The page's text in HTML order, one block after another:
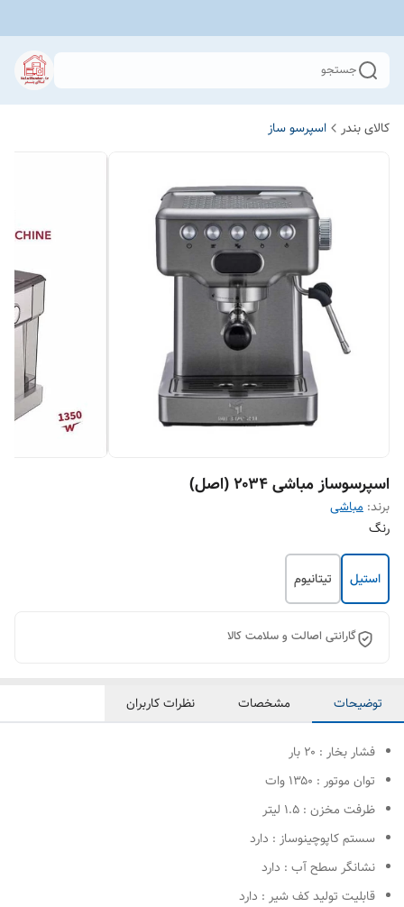
جستجو
کالای بندر اسپرسو ساز
اسپرسوساز مباشی ۲۰۳۴ (اصل)
برند: مباشی
رنگ
استیل تیتانیوم
گارانتی اصالت و سلامت کالا
توضیحات مشخصات نظرات کاربران
فشار بخار : ۲۰ بار
توان موتور : ۱۳۵۰ وات
ظرفت مخزن : ۱.۵ لیتر
سستم کاپوچینوساز : دارد
نشانگر سطح آب : دارد
قابلیت تولید کف شیر : دارد